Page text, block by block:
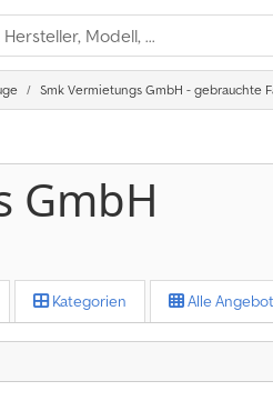
Smk Vermietungs GmbH - gebrauchte
GmbH
Kategorien Alle